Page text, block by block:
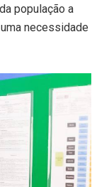
população a
necessidade